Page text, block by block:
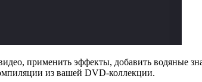
применить эффекты, добавить водяные
из вашей DVD-коллекции.